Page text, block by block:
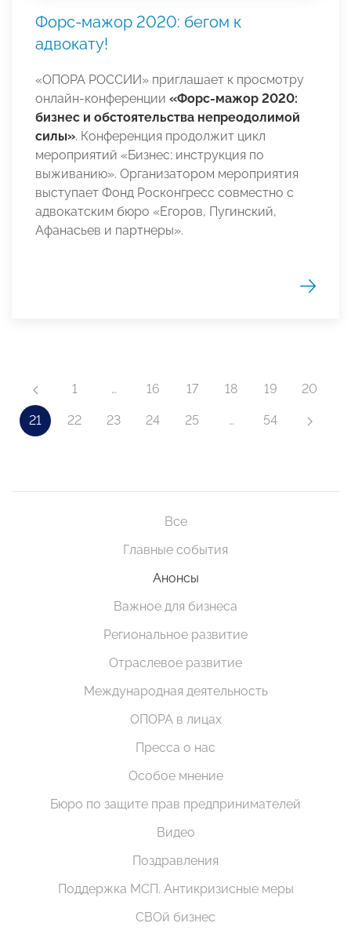
Форс-мажор 2020: бегом к
адвокату!
«ОПОРА РОССИИ» приглашает к просмотру
онлайн-конференции «Форс-мажор 2020:
бизнес и обстоятельства непреодолимой
силы». Конференция продолжит цикл
мероприятий «Бизнес: инструкция по
выживанию». Организатором мероприятия
выступает Фонд Росконгресс совместно с
адвокатским бюро «Егоров, Пугинский,
Афанасьев и партнеры».
1 … 16 17 18 19 20
21 22 23 24 25 … 54
Все
Главные события
Анонсы
Важное для бизнеса
Региональное развитие
Отраслевое развитие
Международная деятельность
ОПОРА в лицах
Пресса о нас
Особое мнение
Бюро по защите прав предпринимателей
Видео
Поздравления
Поддержка МСП. Антикризисные меры
СВОй бизнес